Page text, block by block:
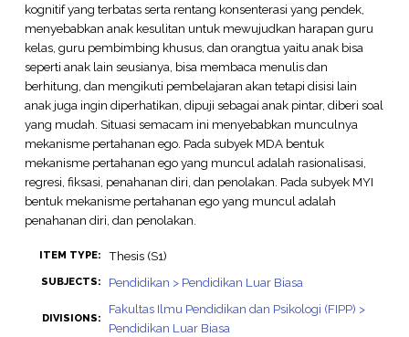
kognitif yang terbatas serta rentang konsenterasi yang pendek,
menyebabkan anak kesulitan untuk mewujudkan harapan guru
kelas, guru pembimbing khusus, dan orangtua yaitu anak bisa
seperti anak lain seusianya, bisa membaca menulis dan
berhitung, dan mengikuti pembelajaran akan tetapi disisi lain
anak juga ingin diperhatikan, dipuji sebagai anak pintar, diberi soal
yang mudah. Situasi semacam ini menyebabkan munculnya
mekanisme pertahanan ego. Pada subyek MDA bentuk
mekanisme pertahanan ego yang muncul adalah rasionalisasi,
regresi, fiksasi, penahanan diri, dan penolakan. Pada subyek MYI
bentuk mekanisme pertahanan ego yang muncul adalah
penahanan diri, dan penolakan.
ITEM TYPE: Thesis (S1)
SUBJECTS: Pendidikan > Pendidikan Luar Biasa
DIVISIONS:
Fakultas Ilmu Pendidikan dan Psikologi (FIPP) >
Pendidikan Luar Biasa